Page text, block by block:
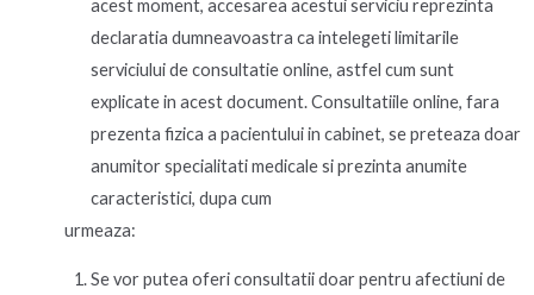
acest moment, accesarea acestui serviciu reprezinta
declaratia dumneavoastra ca intelegeti limitarile
serviciului de consultatie online, astfel cum sunt
explicate in acest document. Consultatiile online, fara
prezenta fizica a pacientului in cabinet, se preteaza doar
anumitor specialitati medicale si prezinta anumite
caracteristici, dupa cum
urmeaza:
Se vor putea oferi consultatii doar pentru afectiuni de